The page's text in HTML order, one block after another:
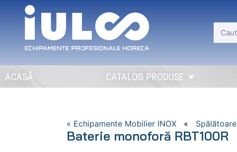
ACASĂ CATALOG PRODUSE
« Echipamente Mobilier INOX « Spălătoare
Baterie monoforă RBT100R